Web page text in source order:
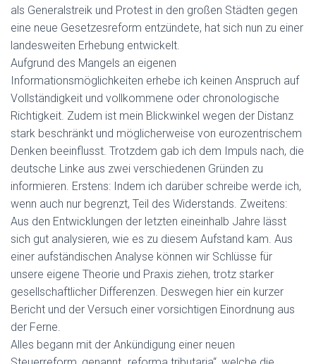
als Generalstreik und Protest in den großen Städten gegen
eine neue Gesetzesreform entzündete, hat sich nun zu einer
landesweiten Erhebung entwickelt.
Aufgrund des Mangels an eigenen
Informationsmöglichkeiten erhebe ich keinen Anspruch auf
Vollständigkeit und vollkommene oder chronologische
Richtigkeit. Zudem ist mein Blickwinkel wegen der Distanz
stark beschränkt und möglicherweise von eurozentrischem
Denken beeinflusst. Trotzdem gab ich dem Impuls nach, die
deutsche Linke aus zwei verschiedenen Gründen zu
informieren. Erstens: Indem ich darüber schreibe werde ich,
wenn auch nur begrenzt, Teil des Widerstands. Zweitens:
Aus den Entwicklungen der letzten eineinhalb Jahre lässt
sich gut analysieren, wie es zu diesem Aufstand kam. Aus
einer aufständischen Analyse können wir Schlüsse für
unsere eigene Theorie und Praxis ziehen, trotz starker
gesellschaftlicher Differenzen. Deswegen hier ein kurzer
Bericht und der Versuch einer vorsichtigen Einordnung aus
der Ferne.
Alles begann mit der Ankündigung einer neuen